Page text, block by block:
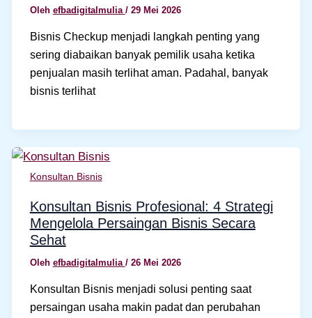
Oleh efbadigitalmulia / 29 Mei 2026
Bisnis Checkup menjadi langkah penting yang
sering diabaikan banyak pemilik usaha ketika
penjualan masih terlihat aman. Padahal, banyak
bisnis terlihat
Konsultan Bisnis
Konsultan Bisnis Profesional: 4 Strategi
Mengelola Persaingan Bisnis Secara
Sehat
Oleh efbadigitalmulia / 26 Mei 2026
Konsultan Bisnis menjadi solusi penting saat
persaingan usaha makin padat dan perubahan